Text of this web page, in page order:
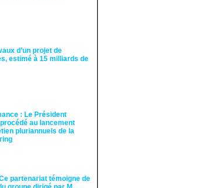
d’un projet de
estimé à 15 milliards de
: Le Président
au lancement
pluriannuels de la
partenariat témoigne de